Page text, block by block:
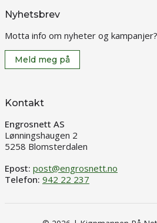
Nyhetsbrev
Motta info om nyheter og kampanjer?
Meld meg på
Kontakt
Engrosnett AS
Lønningshaugen 2
5258 Blomsterdalen
Epost: post@engrosnett.no
Telefon: 942 22 237